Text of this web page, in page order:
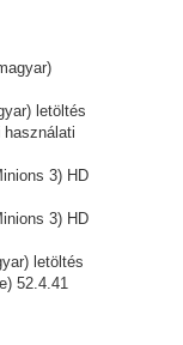
letöltés
3) HD
3) HD
letöltés
52.4.41